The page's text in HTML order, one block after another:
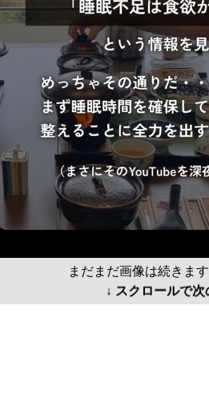
まだまだ画像は続きま
↓ スクロールで次